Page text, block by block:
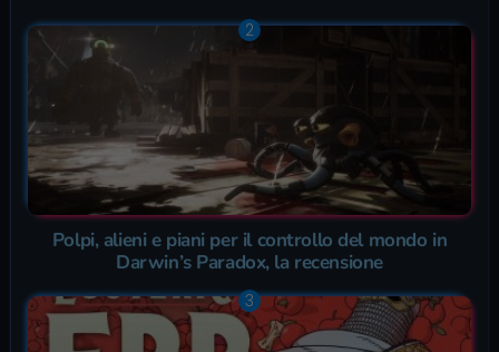
Polpi, alieni e piani per il controllo del mondo in
Darwin’s Paradox, la recensione